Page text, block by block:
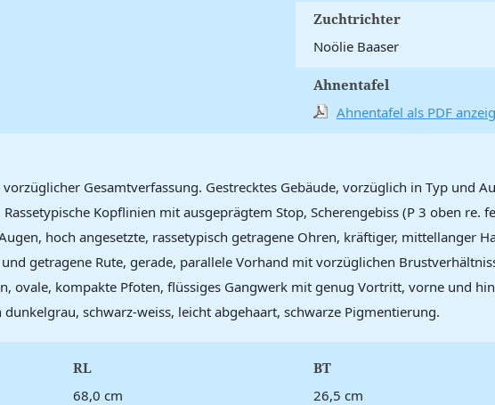
Zuchtrichter
Noölie Baaser
Ahnentafel
Ahnentafel als PDF
Gesamtverfassung. Gestrecktes Gebäude, vorzüglich in Typ und
Kopflinien mit ausgeprägtem Stop, Scherengebiss (P 3 oben
hoch angesetzte, rassetypisch getragene Ohren, kräftiger, mittellanger
getragene Rute, gerade, parallele Vorhand mit vorzüglichen
ovale, kompakte Pfoten, flüssiges Gangwerk mit genug Vortritt, vorne und
schwarz-weiss, leicht abgehaart, schwarze Pigmentierung.
RL
68,0 cm
BT
26,5 cm